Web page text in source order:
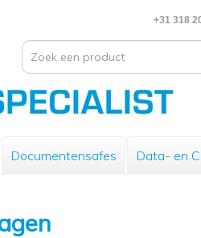
+31 318
Documentensafes Data- en